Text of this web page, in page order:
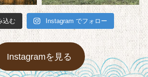
込む Instagram でフォロー
Instagramを見る